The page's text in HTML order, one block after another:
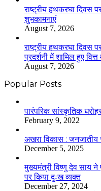
राष्ट्रीय हथकरघा दिवस
शुभकामनाएं
August 7, 2026
राष्ट्रीय हथकरघा दिवस
प्रदर्शनी में शामिल हुए
August 7, 2026
Popular Posts
​​​​​​​पारंपरिक सांस्कृतिक
February 9, 2022
अखरा विकास :
December 5, 2025
मुख्यमंत्री विष्णु देव साय ने
पर किया दुःख व्यक्त
December 27, 2024